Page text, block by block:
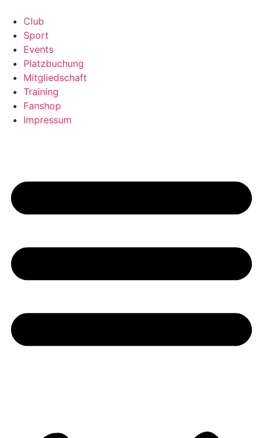
Inhalt
springen
Club
Sport
Events
Platzbuchung
Mitgliedschaft
Training
Fanshop
Impressum